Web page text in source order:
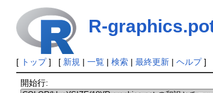
R-
[ トップ] [ 新規 | 一覧| 検索| 最終更新| ヘルプ]
開始行: